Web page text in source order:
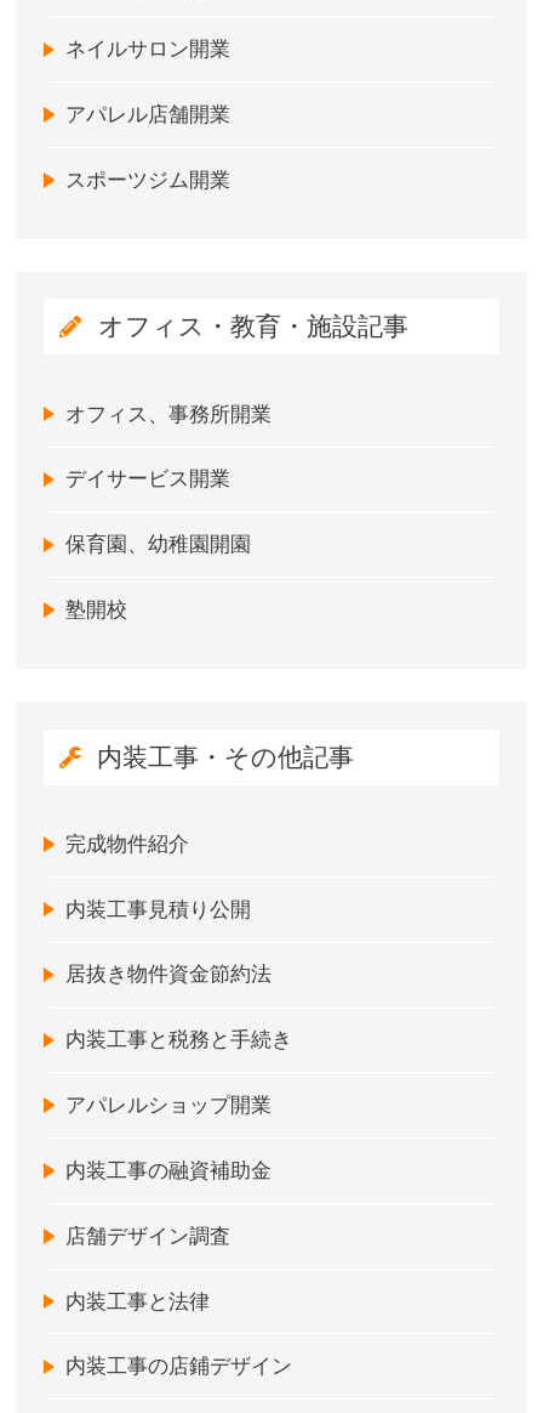
ネイルサロン開業
アパレル店舗開業
スポーツジム開業
オフィス・教育・施設記事
オフィス、事務所開業
デイサービス開業
保育園、幼稚園開園
塾開校
内装工事・その他記事
完成物件紹介
内装工事見積り公開
居抜き物件資金節約法
内装工事と税務と手続き
アパレルショップ開業
内装工事の融資補助金
店舗デザイン調査
内装工事と法律
内装工事の店鋪デザイン